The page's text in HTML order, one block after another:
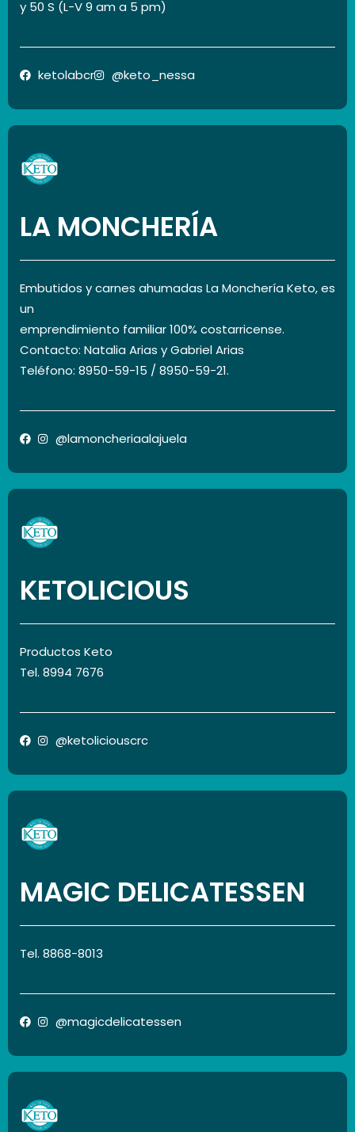
y 50 S (L-V 9 am a 5 pm)
ketolabcr @keto_nessa
LA MONCHERÍA
Embutidos y carnes ahumadas La Monchería Keto, es
un
emprendimiento familiar 100% costarricense.
Contacto: Natalia Arias y Gabriel Arias
Teléfono: 8950-59-15 / 8950-59-21.
@lamoncheriaalajuela
KETOLICIOUS
Productos Keto
Tel. 8994 7676
@ketoliciouscrc
MAGIC DELICATESSEN
Tel. 8868-8013
@magicdelicatessen